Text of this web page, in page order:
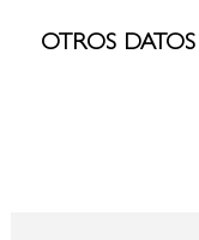
OTROS DATOS